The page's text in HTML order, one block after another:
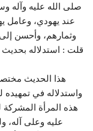
صلى الله عليه وآله
عند يهودي، وعامل
وثمارهم، وأحسن
قلت : استدلاله
هذا الحديث
واستدلاله في
هذه المرأة
عليه وعلى آله،